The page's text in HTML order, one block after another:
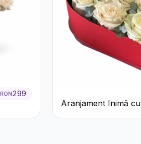
RON299
Aranjament Inimă cu
Trandafiri și Praline